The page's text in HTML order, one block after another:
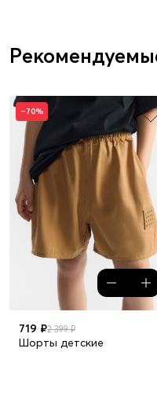
–70%
719 ₽2 399 ₽
Шорты детские